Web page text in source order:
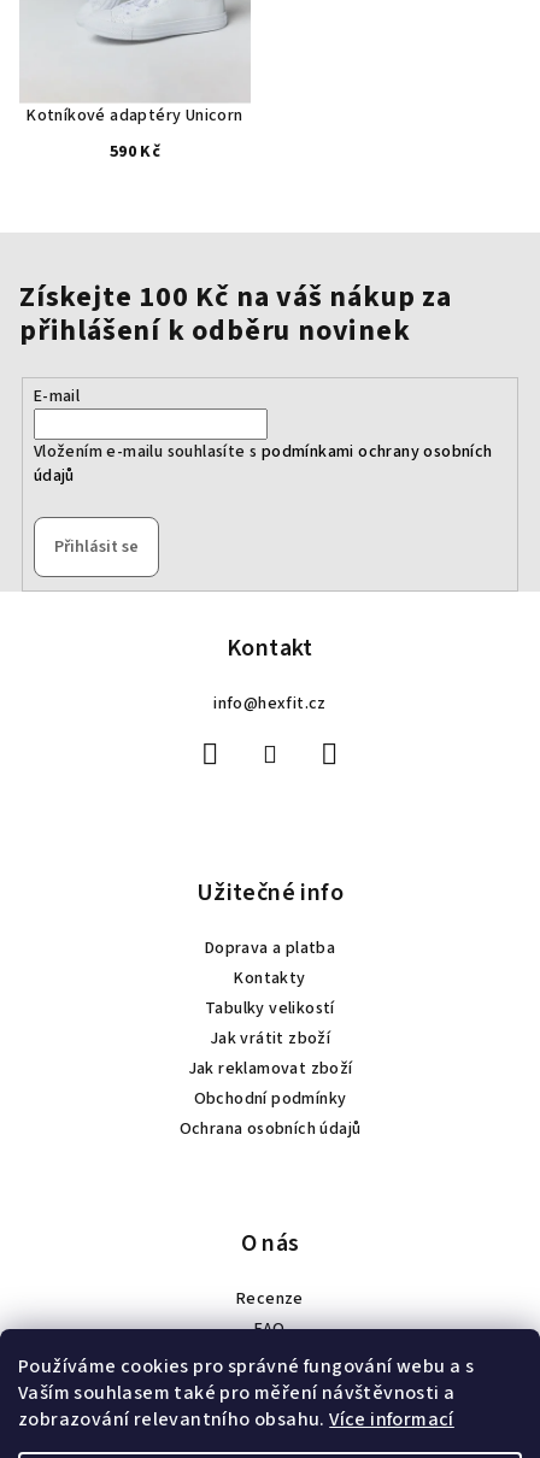
Používáme cookies pro správné fungování webu a s
Vaším souhlasem také pro měření návštěvnosti a
zobrazování relevantního obsahu.Více informací
Kotníkové adaptéry Unicorn
590 Kč
Získejte 100 Kč na váš nákup za
přihlášení k odběru novinek
E-mail
Vložením e-mailu souhlasíte s podmínkami ochrany osobních
údajů
Přihlásit se
Z
Kontakt
info@hexfit.cz
Užitečné info
Doprava a platba
Kontakty
Tabulky velikostí
Jak vrátit zboží
Jak reklamovat zboží
Obchodní podmínky
Ochrana osobních údajů
O nás
Recenze
FAQ
Spolupráce
Náš příběh
Velkoobchod a zakázková výroba